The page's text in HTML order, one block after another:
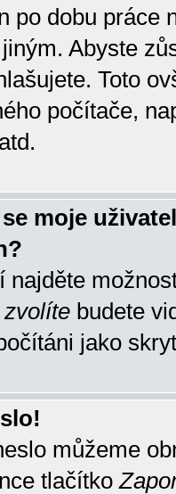
po dobu práce
Abyste
Toto
počítače,
moje
najděte
zvolíte budete
jako
můžeme
tlačítko